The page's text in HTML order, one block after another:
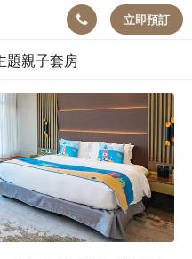
立即預訂
題親子套房